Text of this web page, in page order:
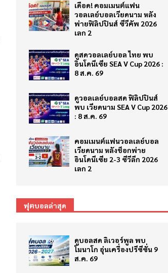
เดือด! คอมเมนต์แฟน
วอลเลย์บอลเวียดนาม หลัง
พ่ายฟิลิปปินส์ ซีวีคัพ 2026
เลก 2
ดูสดวอลเลย์บอล ไทย พบ
อินโดนีเซีย SEA V Cup 2026 :
8 ส.ค. 69
ดูวอลเลย์บอลสด ฟิลิปปินส์
พบ เวียดนาม SEA V Cup 2026
: 8 ส.ค. 69
คอมเมนต์แฟนวอลเลย์บอล
เวียดนาม หลังช็อกพ่าย
อินโดนีเซีย 2-3 ซีวีลีก 2026
เลก 2
ฟุตบอลล่าสุด
ดูบอลสด ลิเวอร์พูล พบ
โมนาโก อุ่นเครื่องปรีซีซั่น 9
ส.ค. 69